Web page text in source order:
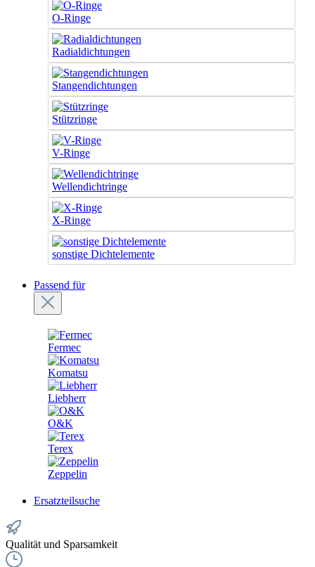
O-Ringe
Radialdichtungen
Stangendichtungen
Stützringe
V-Ringe
Wellendichtringe
X-Ringe
sonstige Dichtelemente
Passend für
Fermec
Komatsu
Liebherr
O&K
Terex
Zeppelin
Ersatzteilsuche
Qualität und Sparsamkeit